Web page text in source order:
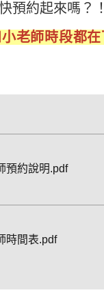
預約起來嗎？！
老師時段都
預約說明.pdf
時間表.pdf